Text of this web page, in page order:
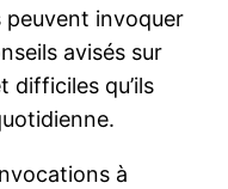
peuvent invoquer
avisés sur
difficiles qu’ils
à